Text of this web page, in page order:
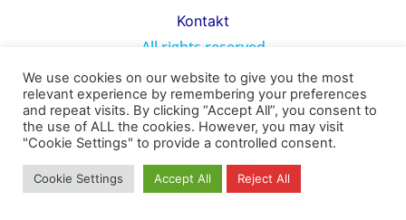
Kontakt
All rights reserved
We use cookies on our website to give you the most
relevant experience by remembering your preferences
and repeat visits. By clicking “Accept All”, you consent to
the use of ALL the cookies. However, you may visit
"Cookie Settings" to provide a controlled consent.
Cookie Settings Accept All Reject All